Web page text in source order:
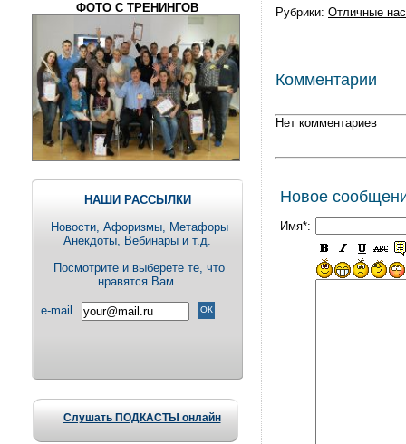
ФОТО С ТРЕНИНГОВ
НАШИ РАССЫЛКИ
Новости, Aфоризмы, Метафоры
Анекдоты, Вебинары и т.д.
Посмотрите и выберете те, что
нравятся Вам.
e-mail
Слушать ПОДКАСТЫ онлайн
Рубрики: Отличные
Комментарии
Нет комментариев
Новое
Имя*: